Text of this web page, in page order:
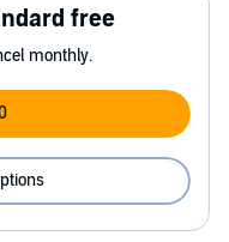
free
monthly.